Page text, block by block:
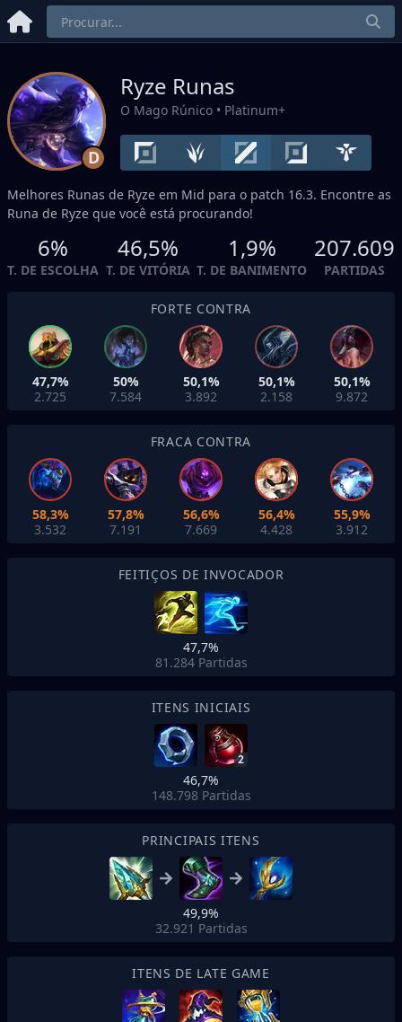
D
Ryze Runas
O Mago Rúnico • Platinum+
Melhores Runas de Ryze em Mid para o patch 16.3. Encontre as
Runa de Ryze que você está procurando!
6%
T. DE ESCOLHA
46,5%
T. DE VITÓRIA
1,9%
T. DE BANIMENTO
207.609
PARTIDAS
FORTE CONTRA
47,7%
2.725
50%
7.584
50,1%
3.892
50,1%
2.158
50,1%
9.872
FRACA CONTRA
58,3%
3.532
57,8%
7.191
56,6%
7.669
56,4%
4.428
55,9%
3.912
FEITIÇOS DE INVOCADOR
47,7%
81.284 Partidas
ITENS INICIAIS
2
46,7%
148.798 Partidas
PRINCIPAIS ITENS
49,9%
32.921 Partidas
ITENS DE LATE GAME